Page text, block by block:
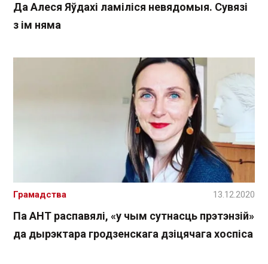
Да Алеся Яўдахі ламіліся невядомыя. Сувязі
з ім няма
Па АНТ распавялі, «у чым сутнасць прэтэнзій»
да дырэктара гродзенскага дзіцячага хоспіса
Грамадства 13.12.2020